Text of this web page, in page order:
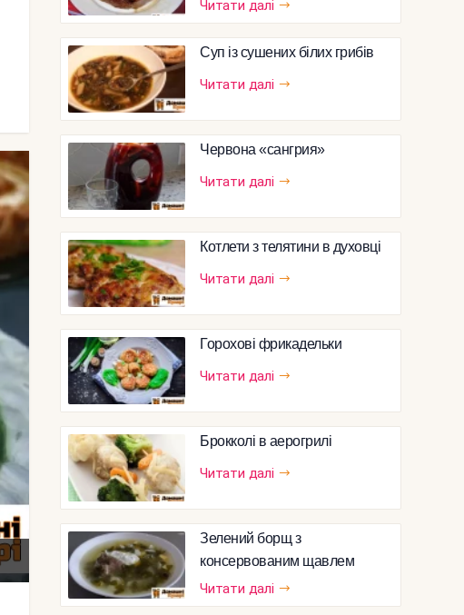
Читати далі
Суп із сушених білих грибів
Читати далі
Червона «сангрия»
Читати далі
Котлети з телятини в духовці
Читати далі
Горохові фрикадельки
Читати далі
Брокколі в аерогрилі
Читати далі
Зелений борщ з
консервованим щавлем
Читати далі